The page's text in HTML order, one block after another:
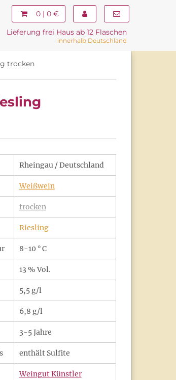
0 | 0 €
Lieferung frei Haus ab 12 Flaschen
innerhalb Deutschland
trocken
Rheingau / Deutschland
Weißwein
trocken
Riesling
8-10 ° C
13 % Vol.
5,5 g/l
6,8 g/l
3-5 Jahre
enthält Sulfite
Weingut Künstler